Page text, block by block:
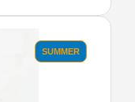
SUMMER